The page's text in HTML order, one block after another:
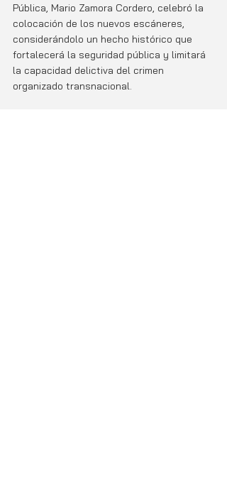
Pública, Mario Zamora Cordero, celebró la
colocación de los nuevos escáneres,
considerándolo un hecho histórico que
fortalecerá la seguridad pública y limitará
la capacidad delictiva del crimen
organizado transnacional.